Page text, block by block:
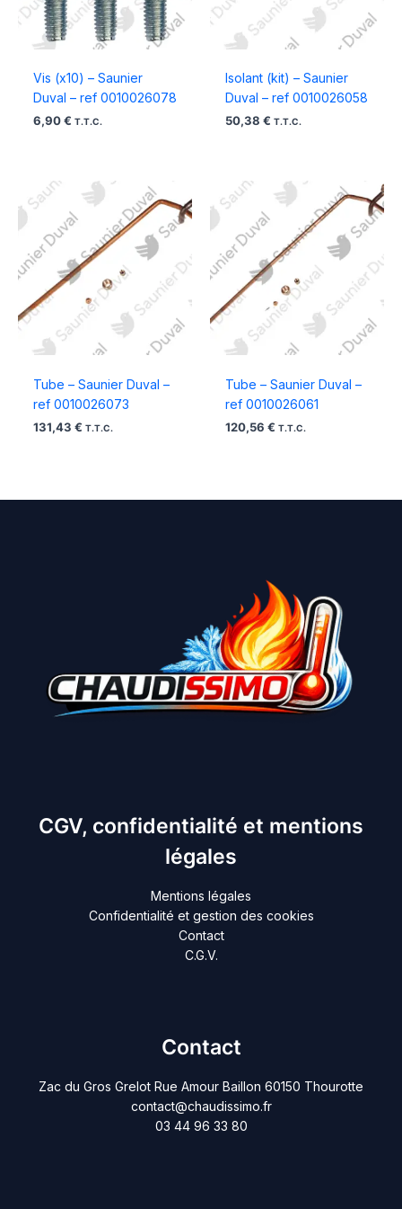
Vis (x10) – Saunier
Duval – ref 0010026078
6,90 € T.T.C.
Isolant (kit) – Saunier
Duval – ref 0010026058
50,38 € T.T.C.
Tube – Saunier Duval –
ref 0010026073
131,43 € T.T.C.
Tube – Saunier Duval –
ref 0010026061
120,56 € T.T.C.
CGV, confidentialité et mentions
légales
Mentions légales
Confidentialité et gestion des cookies
Contact
C.G.V.
Contact
Zac du Gros Grelot Rue Amour Baillon 60150 Thourotte
contact@chaudissimo.fr
03 44 96 33 80